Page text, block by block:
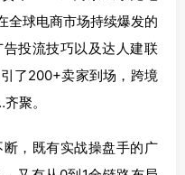
全球电商市场持续爆发的
投流技巧以及达人建联
了200+卖家到场，跨境
聚。
，既有实战操盘手的广